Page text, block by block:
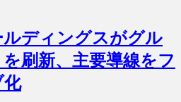
ディングスがグル
刷新、主要導線をフ
化